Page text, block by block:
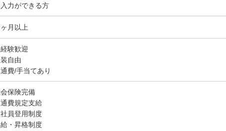
入力ができる方
ヶ月以上
験歓迎
自由
費/手当てあり
保険完備
費規定支給
員登用制度
・昇格制度